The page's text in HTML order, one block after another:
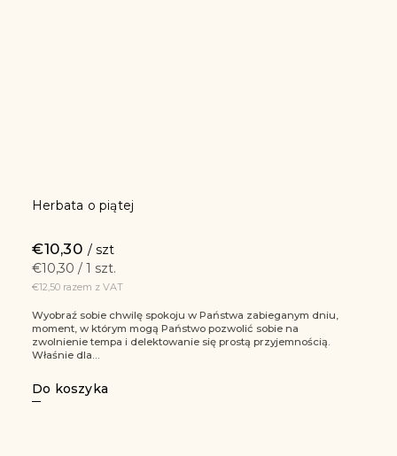
Herbata o piątej
€12,50 razem z VAT
€10,30 / szt
€10,30 / 1 szt.
Do koszyka
Wyobraź sobie chwilę spokoju w Państwa zabieganym dniu,
moment, w którym mogą Państwo pozwolić sobie na
zwolnienie tempa i delektowanie się prostą przyjemnością.
Właśnie dla...